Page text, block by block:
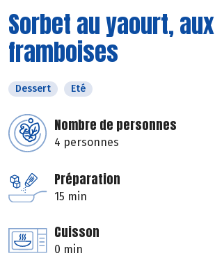
Sorbet au yaourt, aux
framboises
Dessert Eté
Nombre de personnes
4 personnes
Préparation
15 min
Cuisson
0 min